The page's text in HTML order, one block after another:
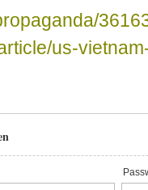
us-